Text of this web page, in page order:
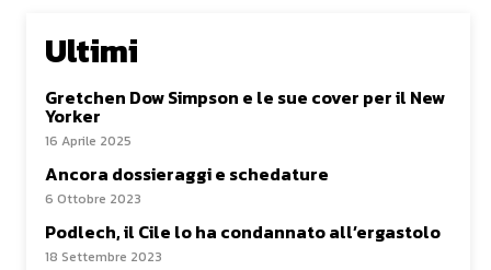
Ultimi
Gretchen Dow Simpson e le sue cover per il New
Yorker
16 Aprile 2025
Ancora dossieraggi e schedature
6 Ottobre 2023
Podlech, il Cile lo ha condannato all’ergastolo
18 Settembre 2023